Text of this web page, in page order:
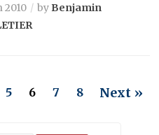
2010 by Benjamin
5 6 7 8 Next »